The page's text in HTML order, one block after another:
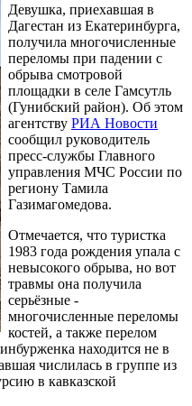
Девушка, приехавшая в
Дагестан из Екатеринбурга,
получила многочисленные
переломы при падении с
обрыва смотровой
площадки в селе Гамсутль
(Гунибский район). Об этом
агентству РИА Новости
сообщил руководитель
пресс-службы Главного
управления МЧС России по
региону Тамила
Газимагомедова.
Отмечается, что туристка
1983 года рождения упала с
невысокого обрыва, но вот
травмы она получила
серьёзные -
многочисленные переломы
костей, а также перелом
находится не в
числилась в группе из
в кавказской